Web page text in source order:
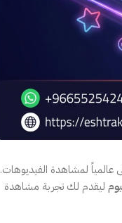
عالمياً لمشاهدة الفيديوهات.
ليقدم لك تجربة مشاهدة